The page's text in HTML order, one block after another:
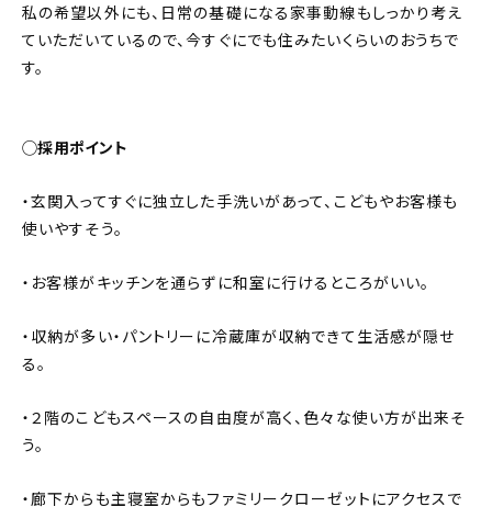
私の希望以外にも、日常の基礎になる家事動線もしっかり考え
ていただいているので、今すぐにでも住みたいくらいのおうちで
す。
◯採用ポイント
・玄関入ってすぐに独立した手洗いがあって、こどもやお客様も
使いやすそう。
・お客様がキッチンを通らずに和室に行けるところがいい。
・収納が多い・パントリーに冷蔵庫が収納できて生活感が隠せ
る。
・２階のこどもスペースの自由度が高く、色々な使い方が出来そ
う。
・廊下からも主寝室からもファミリークローゼットにアクセスで